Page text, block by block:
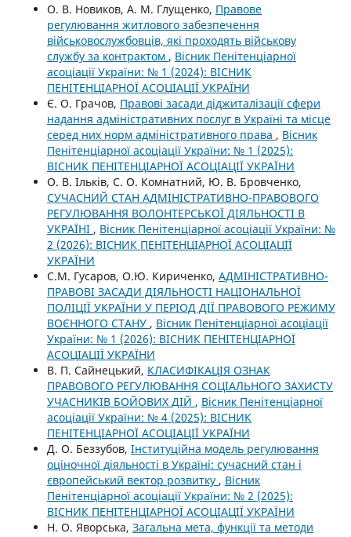
О. В. Новиков, А. М. Глущенко, Правове
регулювання житлового забезпечення
військовослужбовців, які проходять військову
службу за контрактом , Вісник Пенітенціарної
асоціації України: № 1 (2024): ВІСНИК
ПЕНІТЕНЦІАРНОЇ АСОЦІАЦІЇ УКРАЇНИ
Є. О. Грачов, Правові засади діджиталізації сфери
надання адміністративних послуг в Україні та місце
серед них норм адміністративного права , Вісник
Пенітенціарної асоціації України: № 1 (2025):
ВІСНИК ПЕНІТЕНЦІАРНОЇ АСОЦІАЦІЇ УКРАЇНИ
О. В. Ільків, С. О. Комнатний, Ю. В. Бровченко,
СУЧАСНИЙ СТАН АДМІНІСТРАТИВНО-ПРАВОВОГО
РЕГУЛЮВАННЯ ВОЛОНТЕРСЬКОЇ ДІЯЛЬНОСТІ В
УКРАЇНІ , Вісник Пенітенціарної асоціації України: №
2 (2026): ВІСНИК ПЕНІТЕНЦІАРНОЇ АСОЦІАЦІЇ
УКРАЇНИ
С.М. Гусаров, О.Ю. Кириченко, АДМІНІСТРАТИВНО-
ПРАВОВІ ЗАСАДИ ДІЯЛЬНОСТІ НАЦІОНАЛЬНОЇ
ПОЛІЦІЇ УКРАЇНИ У ПЕРІОД ДІЇ ПРАВОВОГО РЕЖИМУ
ВОЄННОГО СТАНУ , Вісник Пенітенціарної асоціації
України: № 1 (2026): ВІСНИК ПЕНІТЕНЦІАРНОЇ
АСОЦІАЦІЇ УКРАЇНИ
В. П. Сайнецький, КЛАСИФІКАЦІЯ ОЗНАК
ПРАВОВОГО РЕГУЛЮВАННЯ СОЦІАЛЬНОГО ЗАХИСТУ
УЧАСНИКІВ БОЙОВИХ ДІЙ , Вісник Пенітенціарної
асоціації України: № 4 (2025): ВІСНИК
ПЕНІТЕНЦІАРНОЇ АСОЦІАЦІЇ УКРАЇНИ
Д. О. Беззубов, Інституційна модель регулювання
оціночної діяльності в Україні: сучасний стан і
європейський вектор розвитку , Вісник
Пенітенціарної асоціації України: № 2 (2025):
ВІСНИК ПЕНІТЕНЦІАРНОЇ АСОЦІАЦІЇ УКРАЇНИ
Н. О. Яворська, Загальна мета, функції та методи